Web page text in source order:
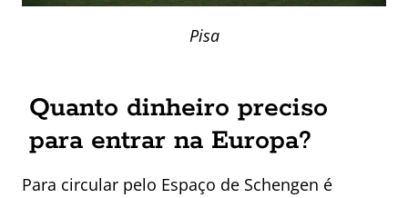
Pisa
Quanto dinheiro preciso
para entrar na Europa?
Para circular pelo Espaço de Schengen é